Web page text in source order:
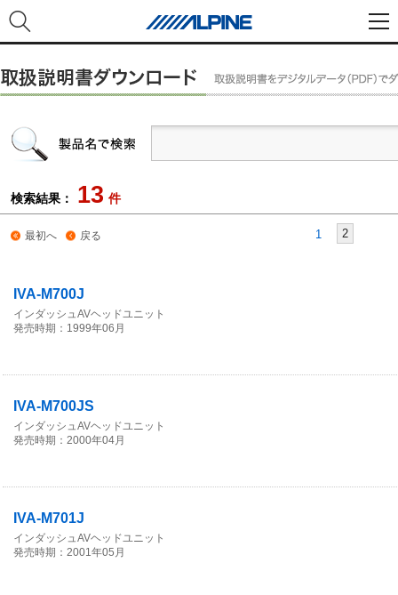
検索結果： 13 件
最初へ 戻る 1 2
IVA-M700J
インダッシュAVヘッドユニット
発売時期：1999年06月
IVA-M700JS
インダッシュAVヘッドユニット
発売時期：2000年04月
IVA-M701J
インダッシュAVヘッドユニット
発売時期：2001年05月